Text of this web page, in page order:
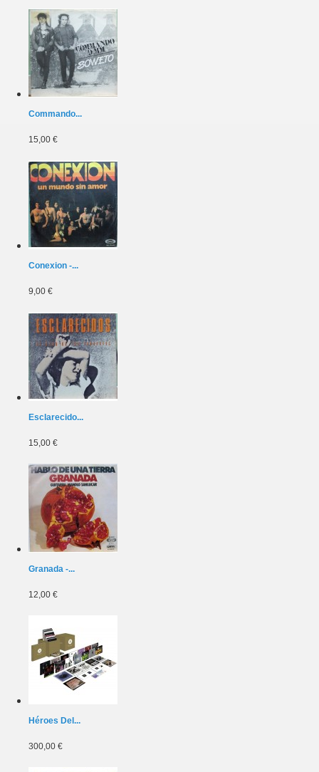
Commando...
15,00 €
Conexion -...
9,00 €
Esclarecido...
15,00 €
Granada -...
12,00 €
Héroes Del...
300,00 €